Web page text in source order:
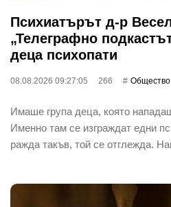
Психиатърът д-р
„Телеграфно
деца психопати
08.08.2026 09:27:05 266 Общество
Имаше група деца, която
Именно там се изграждат едни
ражда такъв, той се отглежда.